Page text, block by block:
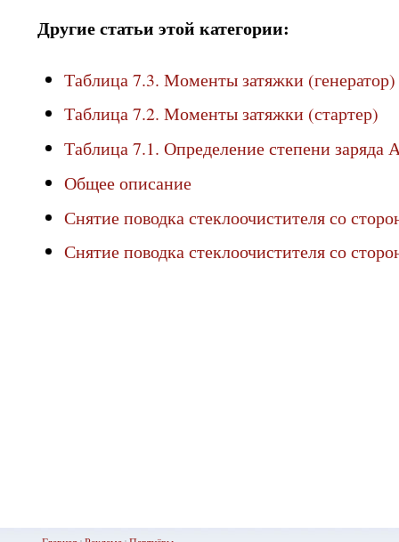
Другие статьи этой категории:
Таблица 7.3. Моменты затяжки (генератор)
Таблица 7.2. Моменты затяжки (стартер)
Таблица 7.1. Определение степени заряда
Общее описание
Снятие поводка стеклоочистителя со
Снятие поводка стеклоочистителя со